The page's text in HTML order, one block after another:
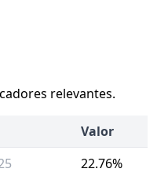
relevantes.
Valor
22.76%